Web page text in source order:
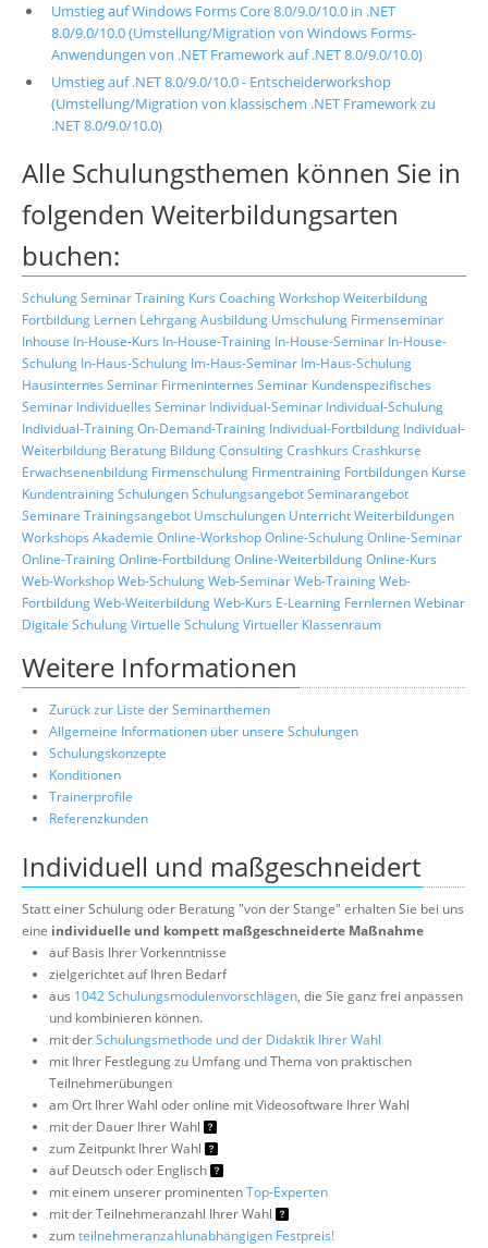
Umstieg auf Windows Forms Core 8.0/9.0/10.0 in .NET
8.0/9.0/10.0 (Umstellung/Migration von Windows Forms-
Anwendungen von .NET Framework auf .NET 8.0/9.0/10.0)
Umstieg auf .NET 8.0/9.0/10.0 - Entscheiderworkshop
(Umstellung/Migration von klassischem .NET Framework zu
.NET 8.0/9.0/10.0)
Alle Schulungsthemen können Sie in
folgenden Weiterbildungsarten
buchen:
SchulungSeminarTraining Kurs CoachingWorkshopWeiterbildung
Fortbildung Lernen LehrgangAusbildung Umschulung Firmenseminar
Inhouse In-House-Kurs In-House-Training In-House-Seminar In-House-
Schulung In-Haus-Schulung Im-Haus-Seminar Im-Haus-Schulung
Hausinternes Seminar Firmeninternes Seminar Kundenspezifisches
Seminar Individuelles Seminar Individual-Seminar Individual-Schulung
Individual-TrainingOn-Demand-Training Individual-Fortbildung Individual-
Weiterbildung Beratung BildungConsultingCrashkurs Crashkurse
Erwachsenenbildung Firmenschulung Firmentraining Fortbildungen Kurse
KundentrainingSchulungenSchulungsangebotSeminarangebot
Seminare Trainingsangebot Umschulungen UnterrichtWeiterbildungen
Workshops Akademie Online-WorkshopOnline-SchulungOnline-Seminar
Online-TrainingOnline-FortbildungOnline-WeiterbildungOnline-Kurs
Web-WorkshopWeb-SchulungWeb-SeminarWeb-TrainingWeb-
FortbildungWeb-WeiterbildungWeb-Kurs E-Learning FernlernenWebinar
Digitale SchulungVirtuelle SchulungVirtueller Klassenraum
Weitere Informationen
Zurück zur Liste der Seminarthemen
Allgemeine Informationen über unsere Schulungen
Schulungskonzepte
Konditionen
Trainerprofile
Referenzkunden
Individuell und maßgeschneidert
Statt einer Schulung oder Beratung "von der Stange" erhalten Sie bei uns
eine individuelle und kompett maßgeschneiderte Maßnahme
auf Basis Ihrer Vorkenntnisse
zielgerichtet auf Ihren Bedarf
aus 1042 Schulungsmodulenvorschlägen, die Sie ganz frei anpassen
und kombinieren können.
mit derSchulungsmethode und der Didaktik Ihrer Wahl
mit Ihrer Festlegung zu Umfang und Thema von praktischen
Teilnehmerübungen
am Ort Ihrer Wahl oder online mit Videosoftware Ihrer Wahl
mit der Dauer Ihrer Wahl
zum Zeitpunkt Ihrer Wahl
auf Deutsch oder Englisch
mit einem unserer prominentenTop-Experten
mit der Teilnehmeranzahl Ihrer Wahl
zumteilnehmeranzahlunabhängigen Festpreis!